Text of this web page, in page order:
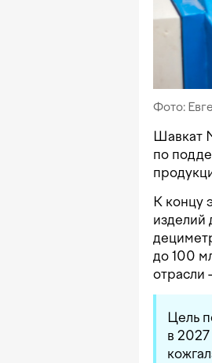
Фото:
Шавкат
по
К концу
изделий
до 100
отрасли
Цель
в